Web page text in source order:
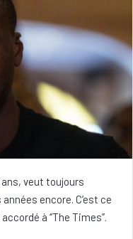
ans, veut toujours
encore. C’est ce
à ‘’The Times’’.